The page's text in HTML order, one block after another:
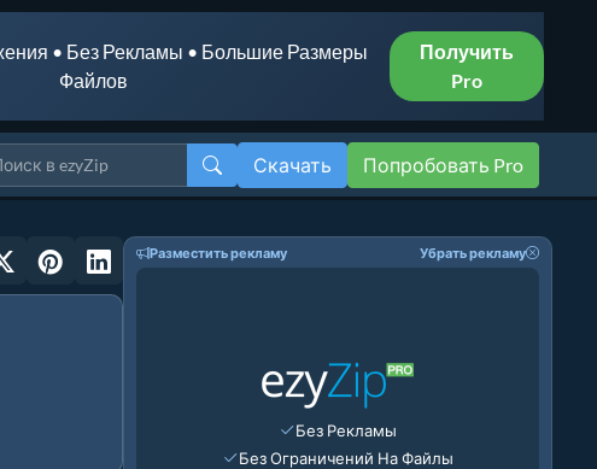
• Без Рекламы • Большие Размеры
Файлов
Получить
Pro
Скачать Попробовать Pro
Разместить рекламу Убрать рекламу
Без Рекламы
Без Ограничений На Файлы